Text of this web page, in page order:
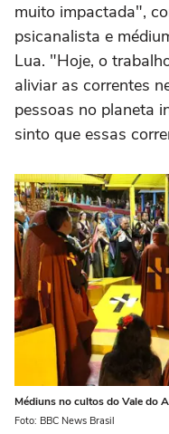
muito impactada",
psicanalista e
Lua. "Hoje, o
aliviar as correntes
pessoas no planeta
sinto que essas
Médiuns no cultos do Vale do
Foto: BBC News Brasil